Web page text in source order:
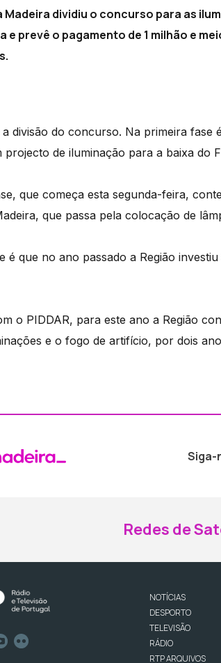
Madeira dividiu o concurso para as
e prevê o pagamento de 1 milhão e
a divisão do concurso. Na primeira
projecto de iluminação para a baixa do
que começa esta segunda-feira,
que passa pela colocação de
é que no ano passado a Região
o PIDDAR, para este ano a Região
e o fogo de artifício, por dois
Siga-
Redes de
NOTÍCIAS
DESPORTO
TELEVISÃO
RÁDIO
RTP ARQUIVOS